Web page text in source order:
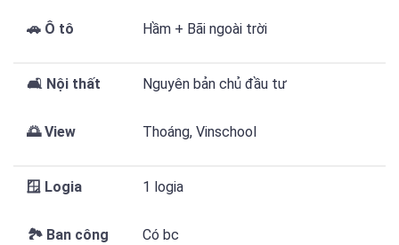
🚗 Ô tô Hầm + Bãi ngoài trời
🛋️ Nội thất Nguyên bản chủ đầu tư
🌅 View Thoáng, Vinschool
🪟 Logia 1 logia
🏞️ Ban công Có bc